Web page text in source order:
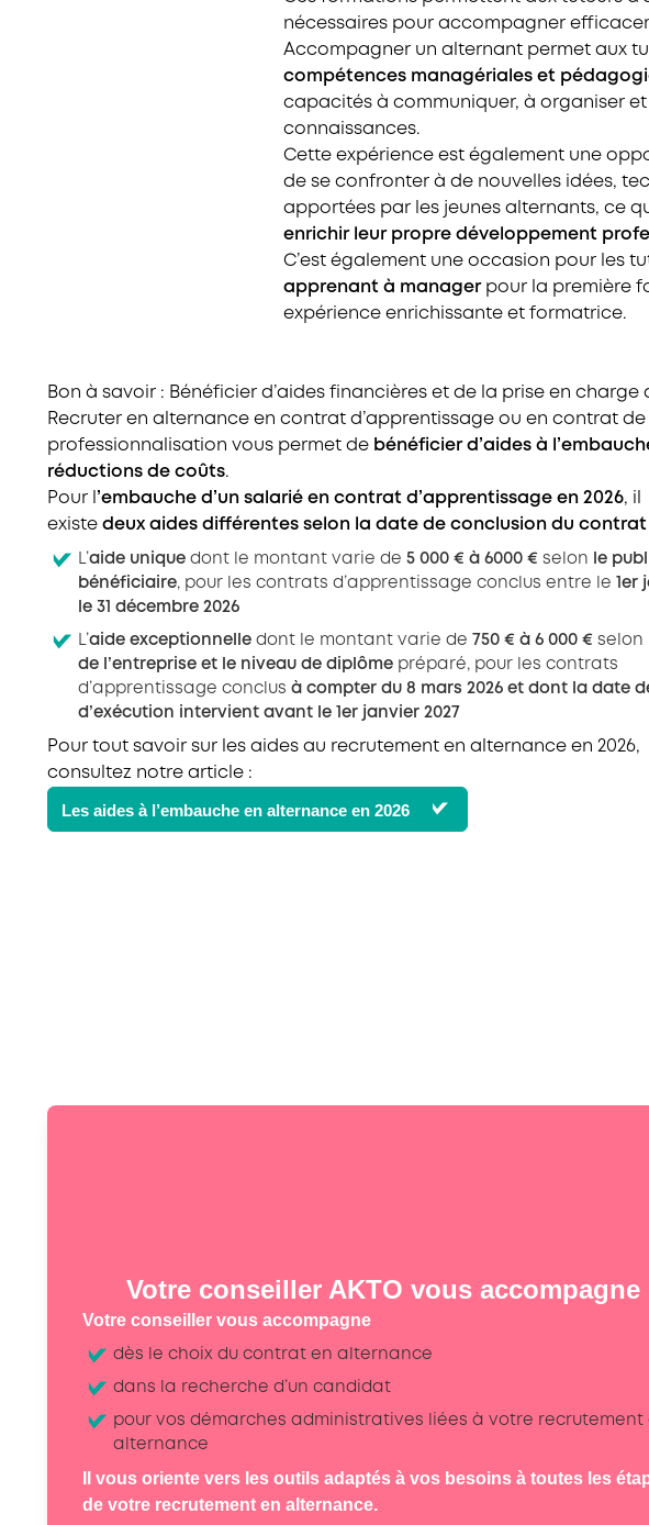
nécessaires pour accompagner
Accompagner un alternant permet aux
compétences managériales et
capacités à communiquer, à organiser
connaissances.
Cette expérience est également une
de se confronter à de nouvelles idées,
apportées par les jeunes alternants, ce
enrichir leur propre développement
C’est également une occasion pour les
apprenant à managerpour la première
expérience enrichissante et formatrice.
Bon à savoir : Bénéficier d’aides financières et de la prise en
Recruter en alternance en contrat d’apprentissage ou en contrat de
professionnalisation vous permet de bénéficier d’aides à
réductions de coûts.
Pour l ’embauche d’un salarié en contrat d’apprentissage en 2026, il
existe deux aides différentes selon la date de conclusion du contrat
L’aide unique dont le montant varie de 5 000 € à 6000 € selon
le
bénéficiaire, pour les contrats d’apprentissage conclus entre le 1er
le 31 décembre 2026
L’aide exceptionnelle dont le montant varie de 750 € à 6 000 € selon
de l’entreprise et le niveau de diplôme préparé, pour les contrats
d’apprentissage conclus à compter du 8 mars 2026 et dont la date
d’exécution intervient avant le 1er janvier 2027
Pour tout savoir sur les aides au recrutement en alternance en 2026,
consultez notre article :
Les aides à l’embauche en alternance en 2026
Votre conseiller AKTO vous accompagne
Votre conseiller vous accompagne
dès le choix du contrat en alternance
dans la recherche d’un candidat
pour vos démarches administratives liées à votre recrutement
alternance
Il vous oriente vers les outils adaptés à vos besoins à toutes les
de votre recrutement en alternance.